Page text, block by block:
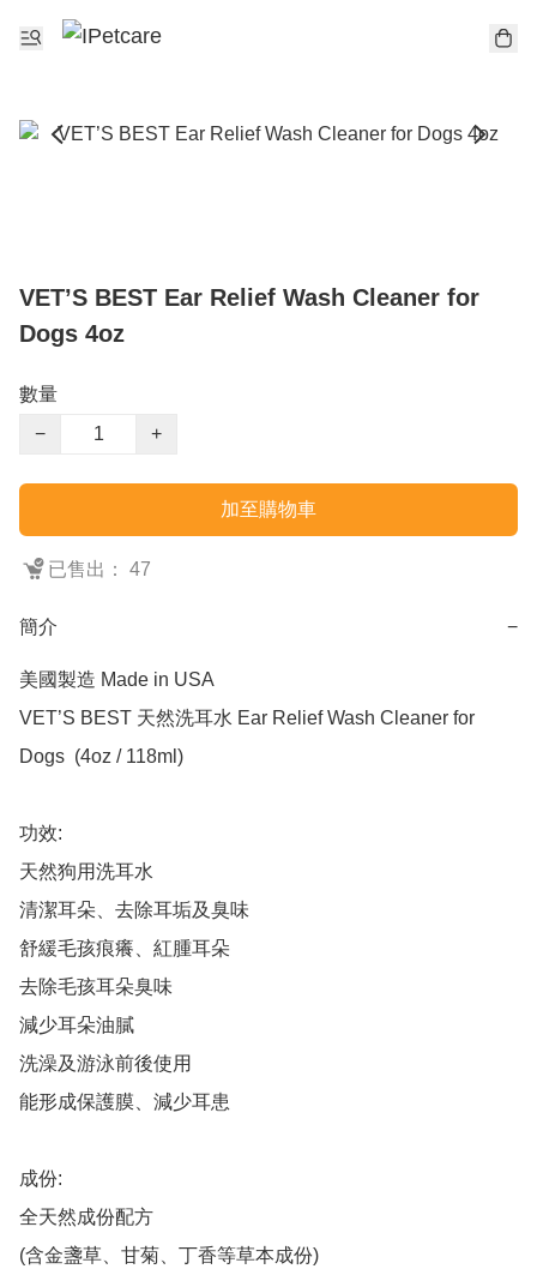
VET’S BEST Ear Relief Wash Cleaner for
Dogs 4oz
數量
−
+
加至購物車
已售出： 47
簡介 −
美國製造 Made in USA
VET’S BEST 天然洗耳水 Ear Relief Wash Cleaner for
Dogs  (4oz / 118ml)
功效:
天然狗用洗耳水
清潔耳朵、去除耳垢及臭味
舒緩毛孩痕癢、紅腫耳朵
去除毛孩耳朵臭味
減少耳朵油膩
洗澡及游泳前後使用
能形成保護膜、減少耳患
成份:
全天然成份配方
(含金盞草、甘菊、丁香等草本成份)